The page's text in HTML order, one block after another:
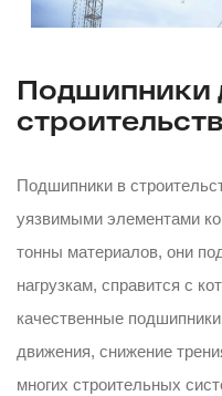
Подшипники
Подшипники в
уязвимыми элементами
тонны материалов, они
нагрузкам, справится с
качественные
движения, снижение
многих строительных